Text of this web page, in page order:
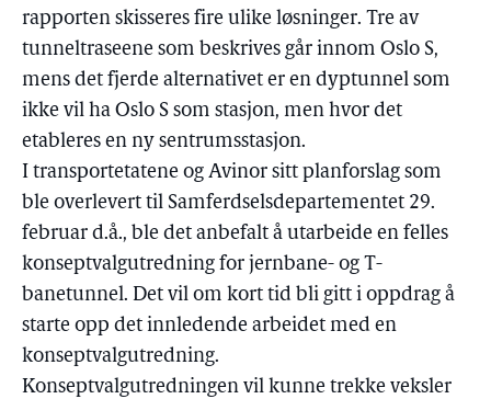
rapporten skisseres fire ulike løsninger. Tre av
tunneltraseene som beskrives går innom Oslo S,
mens det fjerde alternativet er en dyptunnel som
ikke vil ha Oslo S som stasjon, men hvor det
etableres en ny sentrumsstasjon.
I transportetatene og Avinor sitt planforslag som
ble overlevert til Samferdselsdepartementet 29.
februar d.å., ble det anbefalt å utarbeide en felles
konseptvalgutredning for jernbane- og T-
banetunnel. Det vil om kort tid bli gitt i oppdrag å
starte opp det innledende arbeidet med en
konseptvalgutredning.
Konseptvalgutredningen vil kunne trekke veksler